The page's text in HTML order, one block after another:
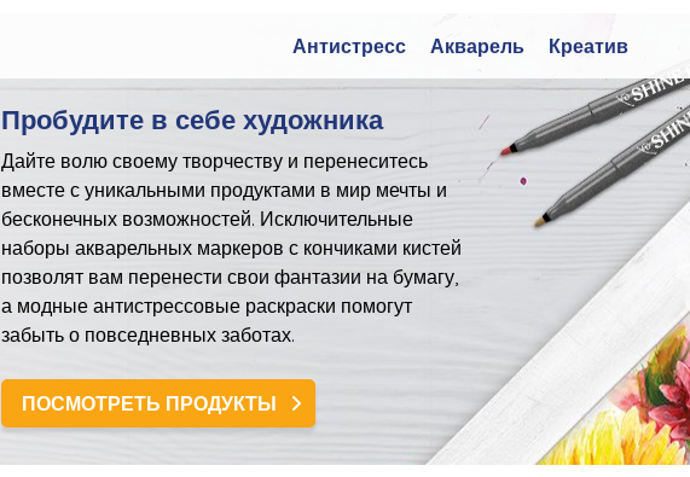
Антистресс Акварель Креатив
Пробудите в себе художника
Дайте волю своему творчеству и перенеситесь
вместе с уникальными продуктами в мир мечты и
бесконечных возможностей. Исключительные
наборы акварельных маркеров с кончиками кистей
позволят вам перенести свои фантазии на бумагу,
а модные антистрессовые раскраски помогут
забыть о повседневных заботах.
ПОСМОТРЕТЬ ПРОДУКТЫ